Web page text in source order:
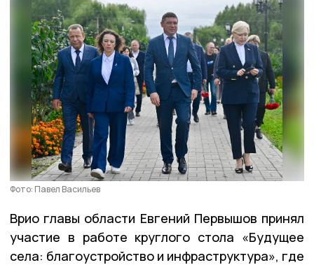
Фото: Павел Васильев
Врио главы области Евгений Первышов принял
участие в работе круглого стола «Будущее
села: благоустройство и инфраструктура», где